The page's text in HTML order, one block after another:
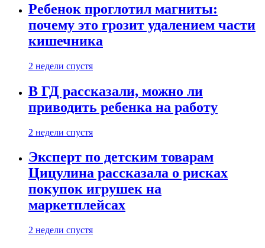
Ребенок проглотил магниты:
почему это грозит удалением части
кишечника
2 недели спустя
В ГД рассказали, можно ли
приводить ребенка на работу
2 недели спустя
Эксперт по детским товарам
Цицулина рассказала о рисках
покупок игрушек на
маркетплейсах
2 недели спустя